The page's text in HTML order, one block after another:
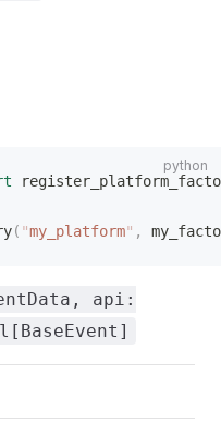
( "my_platform" ,
api: